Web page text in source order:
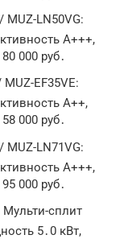
LN50VG:
A+++,
000 руб․
EF35VE:
A++,
000 руб․
LN71VG:
A+++,
000 руб․
сплит
5․0 кВт,